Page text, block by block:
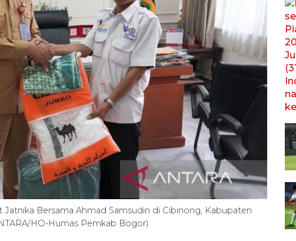
Bersama Ahmad Samsudin di Cibinong, Kabupaten
HO-Humas Pemkab Bogor)